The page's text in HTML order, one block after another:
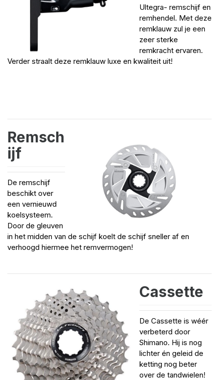
Ultegra- remschijf en
remhendel. Met deze
remklauw zul je een
zeer sterke
remkracht ervaren.
Verder straalt deze remklauw luxe en kwaliteit uit!
Remsch
ijf
De remschijf
beschikt over
een vernieuwd
koelsysteem.
Door de gleuven
in het midden van de schijf koelt de schijf sneller af en
verhoogd hiermee het remvermogen!
Cassette
De Cassette is wéér
verbeterd door
Shimano. Hij is nog
lichter én geleid de
ketting nog beter
over de tandwielen!